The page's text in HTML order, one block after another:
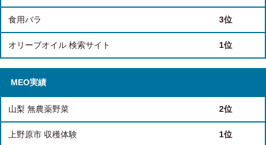
食用バラ 3位
オリーブオイル 検索サイト 1位
MEO実績
山梨 無農薬野菜 2位
上野原市 収穫体験 1位